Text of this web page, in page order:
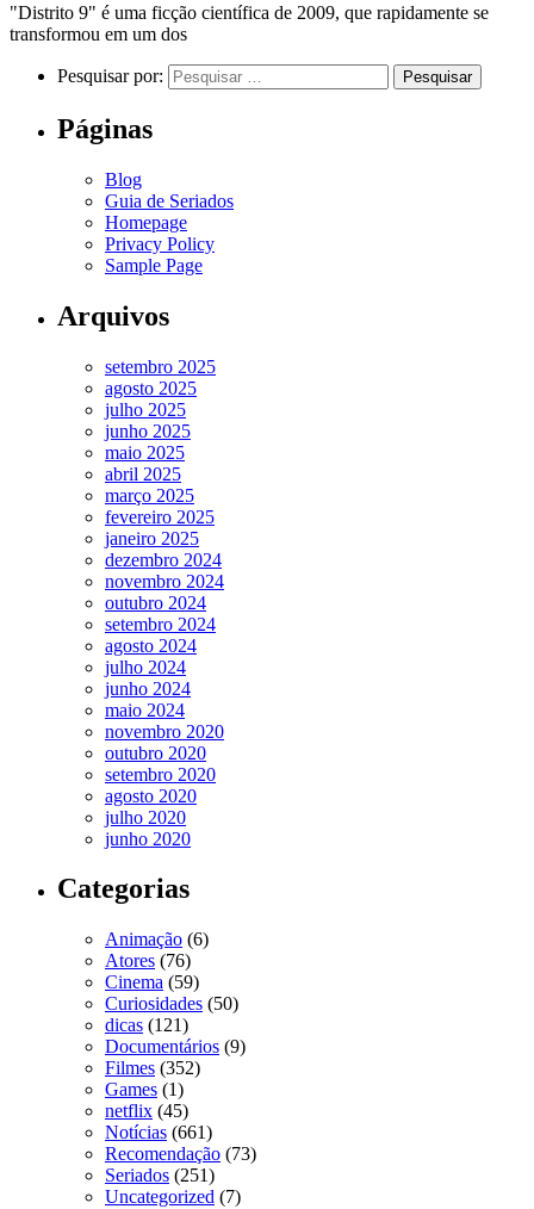
"Distrito 9" é uma ficção científica de 2009, que rapidamente se
transformou em um dos
Pesquisar por:
Páginas
Blog
Guia de Seriados
Homepage
Privacy Policy
Sample Page
Arquivos
setembro 2025
agosto 2025
julho 2025
junho 2025
maio 2025
abril 2025
março 2025
fevereiro 2025
janeiro 2025
dezembro 2024
novembro 2024
outubro 2024
setembro 2024
agosto 2024
julho 2024
junho 2024
maio 2024
novembro 2020
outubro 2020
setembro 2020
agosto 2020
julho 2020
junho 2020
Categorias
Animação (6)
Atores (76)
Cinema (59)
Curiosidades (50)
dicas (121)
Documentários (9)
Filmes (352)
Games (1)
netflix (45)
Notícias (661)
Recomendação (73)
Seriados (251)
Uncategorized (7)